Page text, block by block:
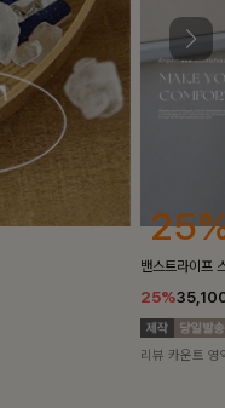
10%
[5천장돌파/
10%
리뷰 카운트 영